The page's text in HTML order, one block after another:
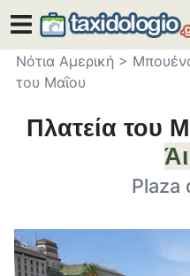
Νότια Αμερική >
του Μαΐου
Πλατεία του
Plaza